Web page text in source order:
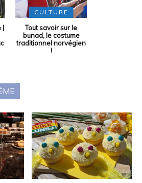
|
CULTURE
Tout savoir sur le
bunad, le costume
traditionnel norvégien
!